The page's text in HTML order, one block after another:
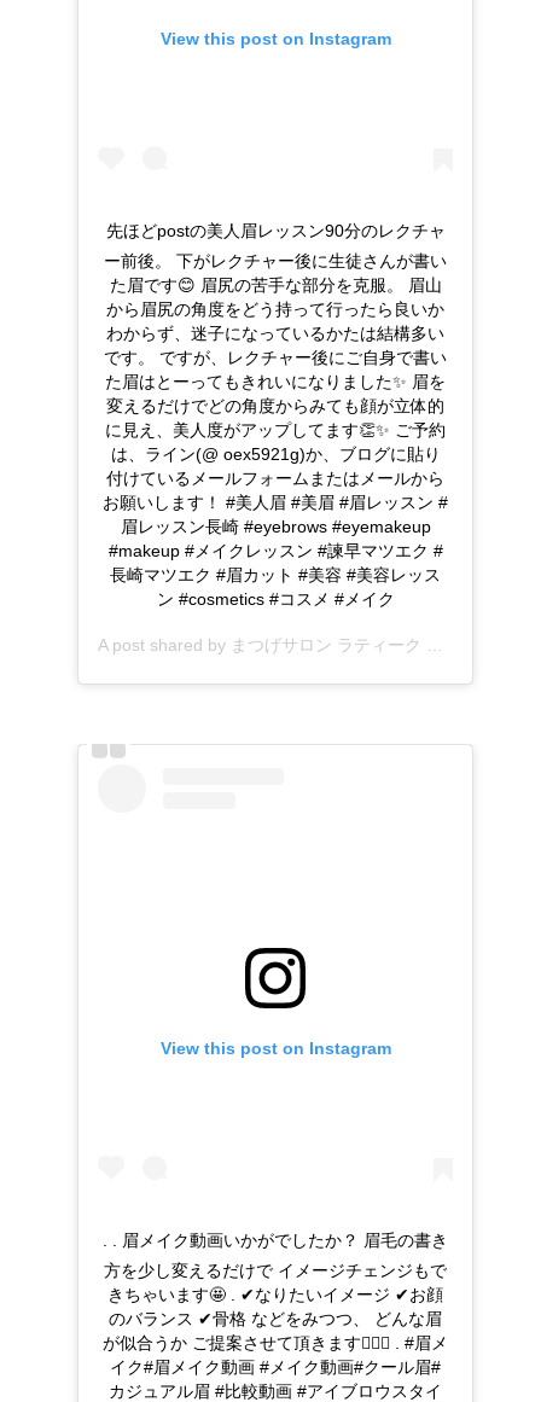
View this post on Instagram
先ほどpostの美人眉レッスン90分のレクチャ
ー前後。 下がレクチャー後に生徒さんが書い
た眉です😊 眉尻の苦手な部分を克服。 眉山
から眉尻の角度をどう持って行ったら良いか
わからず、迷子になっているかたは結構多い
です。 ですが、レクチャー後にご自身で書い
た眉はとーってもきれいになりました✨ 眉を
変えるだけでどの角度からみても顔が立体的
に見え、美人度がアップしてます👏✨ ご予約
は、ライン(@ oex5921g)か、ブログに貼り
付けているメールフォームまたはメールから
お願いします！ #美人眉 #美眉 #眉レッスン #
眉レッスン長崎 #eyebrows #eyemakeup
#makeup #メイクレッスン #諫早マツエク #
長崎マツエク #眉カット #美容 #美容レッス
ン #cosmetics #コスメ #メイク
A post shared by まつげサロン ラティーク 長崎諫早
View this post on Instagram
. . 眉メイク動画いかがでしたか？ 眉毛の書き
方を少し変えるだけで イメージチェンジもで
きちゃいます🤩 . ✔︎なりたいイメージ ✔︎お顔
のバランス ✔︎骨格 などをみつつ、 どんな眉
が似合うか ご提案させて頂きます💁‍♀️✨ . #眉メ
イク#眉メイク動画 #メイク動画#クール眉#
カジュアル眉 #比較動画 #アイブロウスタイ